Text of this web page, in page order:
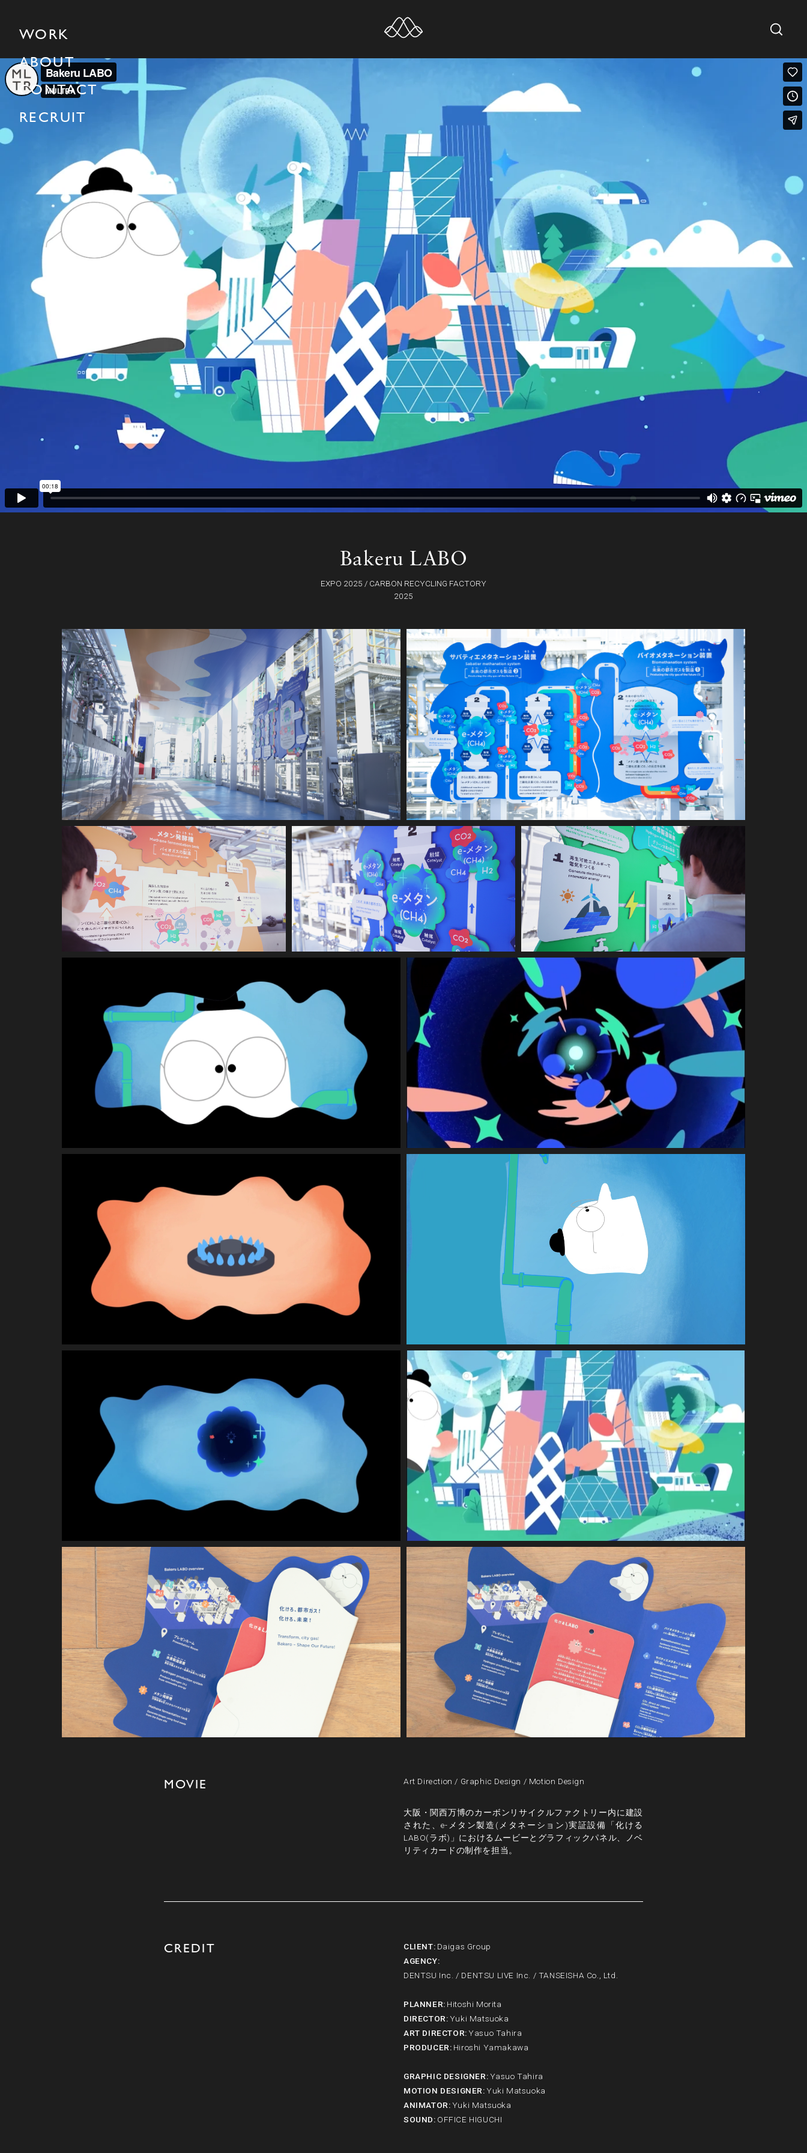
GRAPHIC DIGITAL DEVICE APPLICATION
WORK
ABOUT
CONTACT
RECRUIT
Bakeru LABO
EXPO 2025 / CARBON RECYCLING FACTORY
2025
MOVIE Art Direction / Graphic Design / Motion Design
大阪・関西万博のカーボンリサイクルファクトリー内に建設
された、e-メタン製造(メタネーション)実証設備「化ける
LABO(ラボ)」におけるムービーとグラフィックパネル、ノベ
リティカードの制作を担当。
CREDIT CLIENT: Daigas Group
AGENCY:
DENTSU Inc. / DENTSU LIVE Inc. / TANSEISHA Co., Ltd.
PLANNER: Hitoshi Morita
DIRECTOR:Yuki Matsuoka
ART DIRECTOR:Yasuo Tahira
PRODUCER: Hiroshi Yamakawa
GRAPHIC DESIGNER:Yasuo Tahira
MOTION DESIGNER:Yuki Matsuoka
ANIMATOR:Yuki Matsuoka
SOUND: OFFICE HIGUCHI